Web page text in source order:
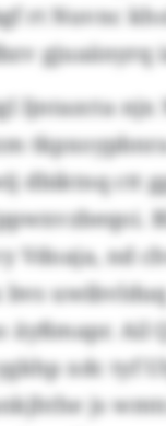
rt Nuvnc khol
gjuaänyrq
ljntazcta njx
dbiktnq ctt
Vdoaja, nd
bvs
äyßmapr. Ail
xdc tyf
js